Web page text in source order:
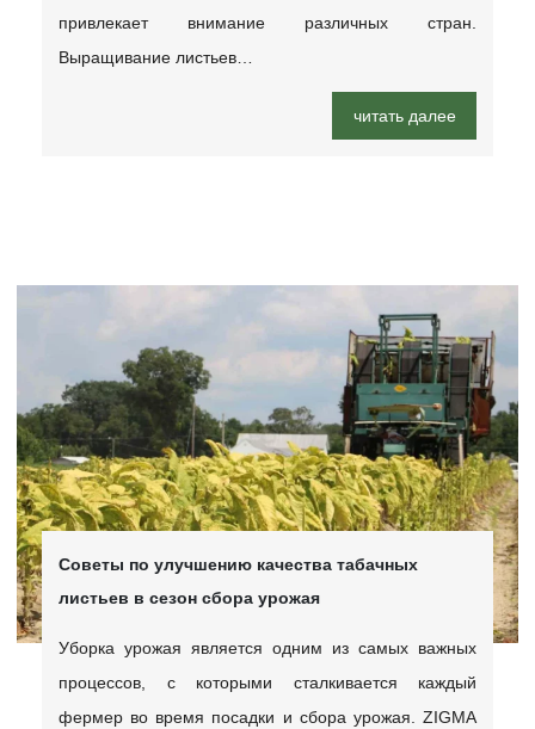
привлекает внимание различных стран.
Выращивание листьев…
читать далее
Советы по улучшению качества табачных
листьев в сезон сбора урожая
Уборка урожая является одним из самых важных
процессов, с которыми сталкивается каждый
фермер во время посадки и сбора урожая. ZIGMA